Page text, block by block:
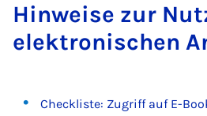
Hin­wei­se zur
elek­tro­ni­schen
Checkliste: Zugriff auf E-